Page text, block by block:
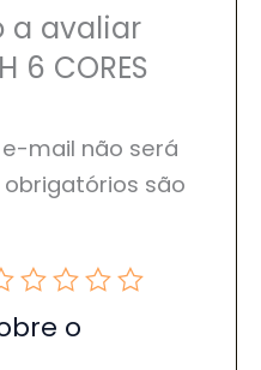
a avaliar
6 CORES
mail não será
são
o